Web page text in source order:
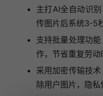
主打AI全自动识
传图片后系统3-5
支持批量处理功
作，节省重复劳动
采用加密传输技
除用户图片，隐私